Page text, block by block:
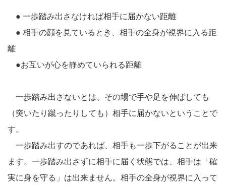
● 一歩踏み出さなければ相手に届かない距離
● 相手の顔を見ているとき、相手の全身が視界に入る距
離
●お互いが心を静めていられる距離
一歩踏み出さないとは、その場で手や足を伸ばしても
（突いたり蹴ったりしても）相手に届かないということで
す。
一歩踏み出すのであれば、相手も一歩下がることが出来
ます。一歩踏み出さずに相手に届く状態では、相手は「確
実に身を守る」は出来ません。相手の全身が視界に入って